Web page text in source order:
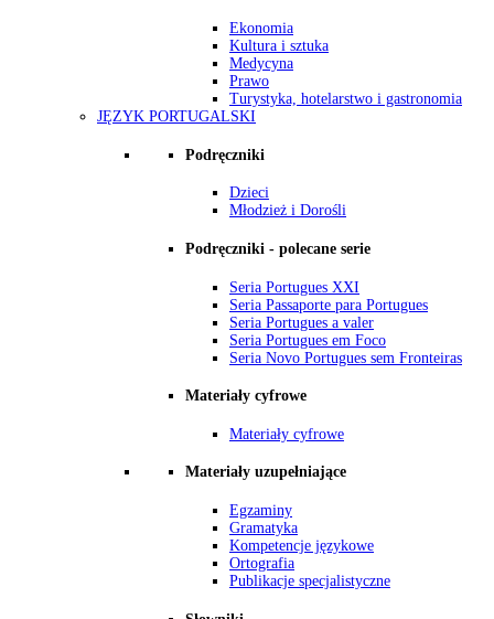
Ekonomia
Kultura i sztuka
Medycyna
Prawo
Turystyka, hotelarstwo i gastronomia
JĘZYK PORTUGALSKI
Podręczniki
Dzieci
Młodzież i Dorośli
Podręczniki - polecane serie
Seria Portugues XXI
Seria Passaporte para Portugues
Seria Portugues a valer
Seria Portugues em Foco
Seria Novo Portugues sem Fronteiras
Materiały cyfrowe
Materiały cyfrowe
Materiały uzupełniające
Egzaminy
Gramatyka
Kompetencje językowe
Ortografia
Publikacje specjalistyczne